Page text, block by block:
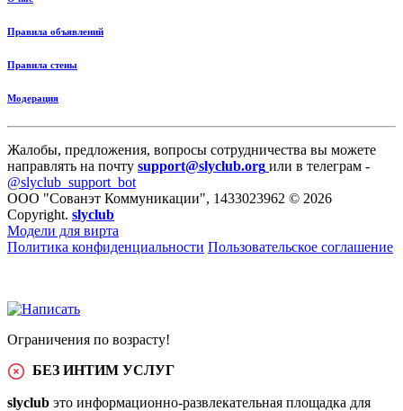
Правила объявлений
Правила стены
Модерация
Жалобы, предложения, вопросы сотрудничества вы можете
направлять на почту support@slyclub.org или в телеграм -
@slyclub_support_bot
ООО "Сованэт Коммуникации", 1433023962 © 2026
Copyright. slyclub
Модели для вирта
Политика конфиденциальности Пользовательское соглашение
Ограничения по возрасту!
БЕЗ ИНТИМ УСЛУГ
slyclub это информационно-развлекательная площадка для